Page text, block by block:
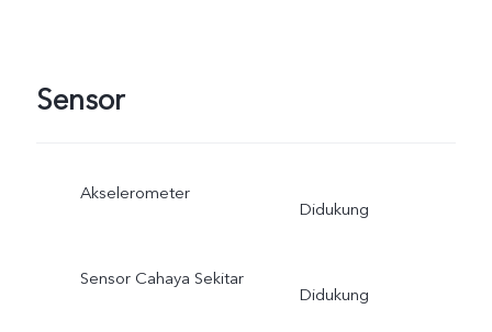
Sensor
Akselerometer
Didukung
Sensor Cahaya Sekitar
Didukung